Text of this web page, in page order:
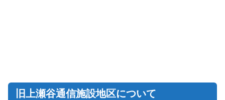
旧上瀬谷通信施設地区について